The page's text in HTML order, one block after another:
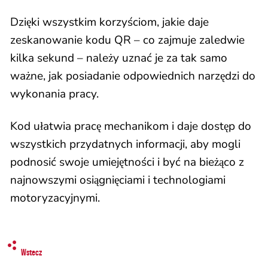
Dzięki wszystkim korzyściom, jakie daje
zeskanowanie kodu QR – co zajmuje zaledwie
kilka sekund – należy uznać je za tak samo
ważne, jak posiadanie odpowiednich narzędzi do
wykonania pracy.
Kod ułatwia pracę mechanikom i daje dostęp do
wszystkich przydatnych informacji, aby mogli
podnosić swoje umiejętności i być na bieżąco z
najnowszymi osiągnięciami i technologiami
motoryzacyjnymi.
Wstecz